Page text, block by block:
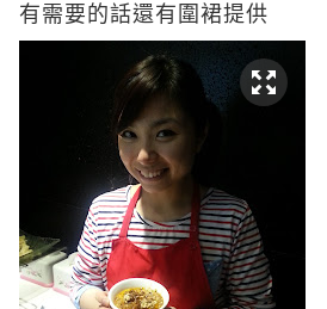
有需要的話還有圍裙提供